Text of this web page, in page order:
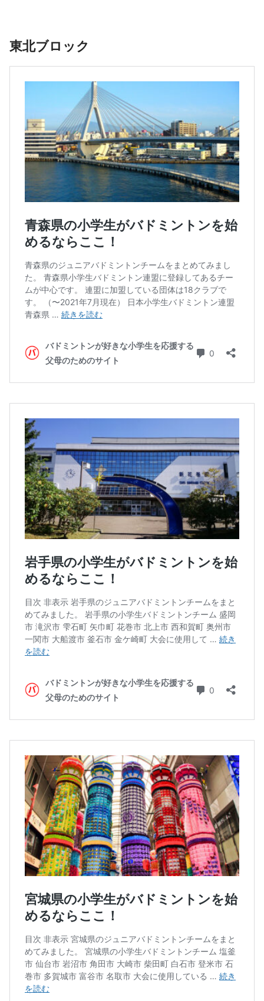
東北ブロック